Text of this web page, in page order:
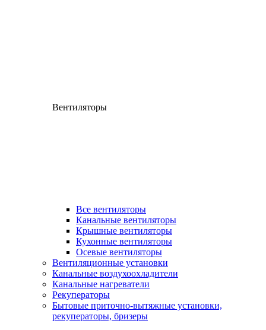
Вентиляторы
Все вентиляторы
Канальные вентиляторы
Крышные вентиляторы
Кухонные вентиляторы
Осевые вентиляторы
Вентиляционные установки
Канальные воздухоохладители
Канальные нагреватели
Рекуператоры
Бытовые приточно-вытяжные установки,
рекуператоры, бризеры